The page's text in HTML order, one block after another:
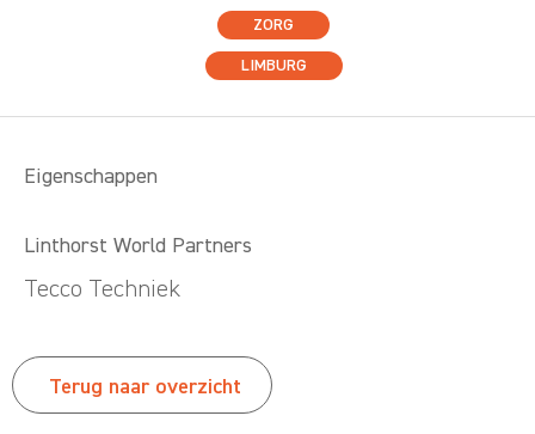
ZORG
LIMBURG
Eigenschappen
Linthorst World Partners
Tecco Techniek
Terug naar overzicht